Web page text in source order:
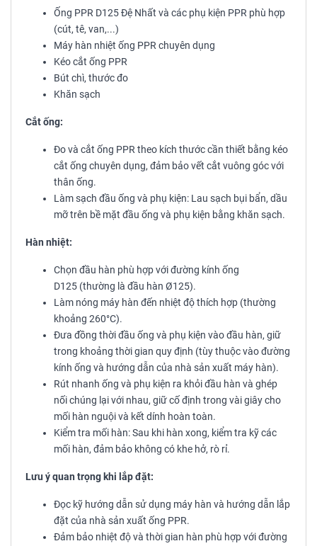
Ống PPR D125 Đệ Nhất và các phụ kiện PPR phù hợp
(cút, tê, van,...)
Máy hàn nhiệt ống PPR chuyên dụng
Kéo cắt ống PPR
Bút chì, thước đo
Khăn sạch
Cắt ống:
Đo và cắt ống PPR theo kích thước cần thiết bằng kéo
cắt ống chuyên dụng, đảm bảo vết cắt vuông góc với
thân ống.
Làm sạch đầu ống và phụ kiện: Lau sạch bụi bẩn, dầu
mỡ trên bề mặt đầu ống và phụ kiện bằng khăn sạch.
Hàn nhiệt:
Chọn đầu hàn phù hợp với đường kính ống
D125 (thường là đầu hàn Ø125).
Làm nóng máy hàn đến nhiệt độ thích hợp (thường
khoảng 260°C).
Đưa đồng thời đầu ống và phụ kiện vào đầu hàn, giữ
trong khoảng thời gian quy định (tùy thuộc vào đường
kính ống và hướng dẫn của nhà sản xuất máy hàn).
Rút nhanh ống và phụ kiện ra khỏi đầu hàn và ghép
nối chúng lại với nhau, giữ cố định trong vài giây cho
mối hàn nguội và kết dính hoàn toàn.
Kiểm tra mối hàn: Sau khi hàn xong, kiểm tra kỹ các
mối hàn, đảm bảo không có khe hở, rò rỉ.
Lưu ý quan trọng khi lắp đặt:
Đọc kỹ hướng dẫn sử dụng máy hàn và hướng dẫn lắp
đặt của nhà sản xuất ống PPR.
Đảm bảo nhiệt độ và thời gian hàn phù hợp với đường